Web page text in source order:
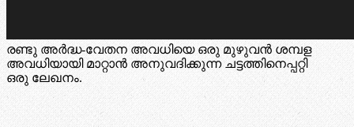
രണ്ടു അർദ്ധ-വേതന അവധിയെ ഒരു മുഴുവൻ ശമ്പള
അവധിയായി മാറ്റാൻ അനുവദിക്കുന്ന ചട്ടത്തിനെപ്പറ്റി
ഒരു ലേഖനം.